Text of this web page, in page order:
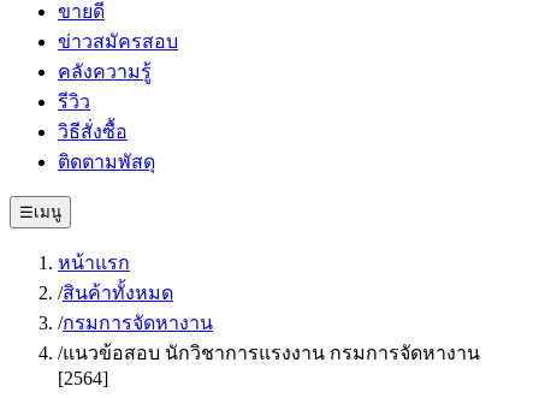
ขายดี
ข่าวสมัครสอบ
คลังความรู้
รีวิว
วิธีสั่งซื้อ
ติดตามพัสดุ
☰เมนู
หน้าแรก
/สินค้าทั้งหมด
/กรมการจัดหางาน
/แนวข้อสอบ นักวิชาการแรงงาน กรมการจัดหางาน
[2564]